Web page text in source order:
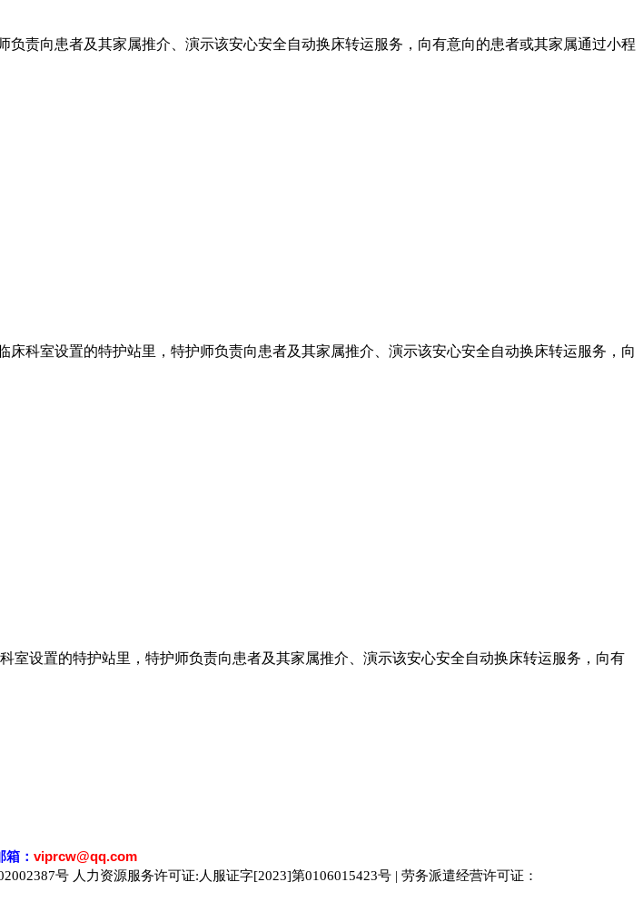
责向患者及其家属推介、演示该安心安全自动换床转运服务，向有意向的患者或其家属通过小程
床科室设置的特护站里，特护师负责向患者及其家属推介、演示该安心安全自动换床转运服务，向
室设置的特护站里，特护师负责向患者及其家属推介、演示该安心安全自动换床转运服务，向有
： viprcw@qq.com
号 人力资源服务许可证:人服证字[2023]第0106015423号 | 劳务派遣经营许可证：